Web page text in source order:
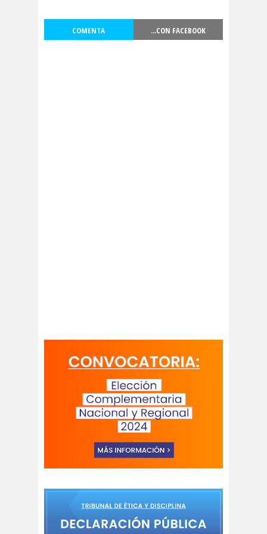
censur
a
Centro Arte
Alameda
COHA
Colectivo Chilenos en
Madrid
Colegio de
Antropólogos
colegio de
peri
Colegio de Periodist
de Chile
colegio de periodistas
Colegio de Periodistas
de Chile
Colegio de Periodistas Región
COMENTA ...CON FACEBOOK